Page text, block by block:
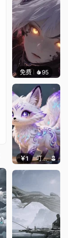
免费 95 辰东
￥1 叮叮当当